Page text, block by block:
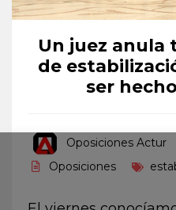
Un juez anula
de
ser
Oposiciones Actur
Oposiciones